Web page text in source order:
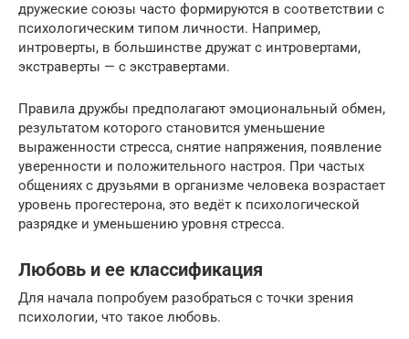
дружеские союзы часто формируются в соответствии с
психологическим типом личности. Например,
интроверты, в большинстве дружат с интровертами,
экстраверты — с экстравертами.
Правила дружбы предполагают эмоциональный обмен,
результатом которого становится уменьшение
выраженности стресса, снятие напряжения, появление
уверенности и положительного настроя. При частых
общениях с друзьями в организме человека возрастает
уровень прогестерона, это ведёт к психологической
разрядке и уменьшению уровня стресса.
Любовь и ее классификация
Для начала попробуем разобраться с точки зрения
психологии, что такое любовь.